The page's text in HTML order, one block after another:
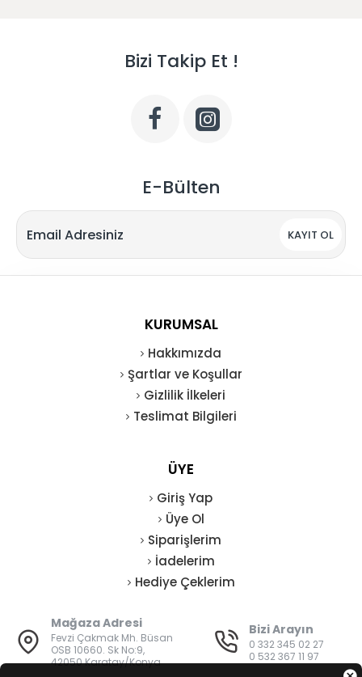
Bizi Takip Et !
E-Bülten
KAYIT OL
KURUMSAL
Hakkımızda
Şartlar ve Koşullar
Gizlilik İlkeleri
Teslimat Bilgileri
ÜYE
Giriş Yap
Üye Ol
Siparişlerim
İadelerim
Hediye Çeklerim
Mağaza Adresi
Fevzi Çakmak Mh. Büsan
OSB 10660. Sk No:9,
42050 Karatay/Konya
Bizi Arayın
0 332 345 02 27
0 532 367 11 97